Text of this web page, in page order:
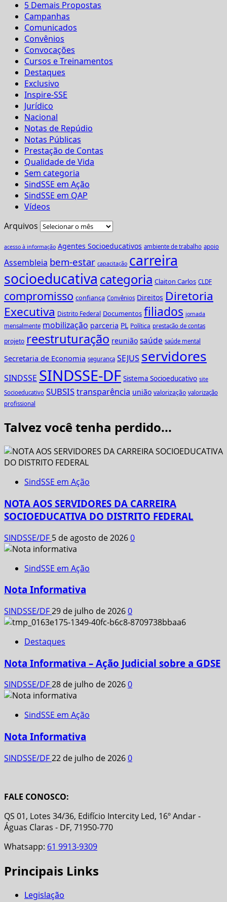
5 Demais Propostas
Campanhas
Comunicados
Convênios
Convocações
Cursos e Treinamentos
Destaques
Exclusivo
Inspire-SSE
Jurídico
Nacional
Notas de Repúdio
Notas Públicas
Prestação de Contas
Qualidade de Vida
Sem categoria
SindSSE em Ação
SindSSE em QAP
Vídeos
Arquivos
acesso à informação Agentes Socioeducativos ambiente de trabalho apoio
Assembleia bem-estar capacitação carreira
socioeducativa categoria Claiton Carlos CLDF
compromisso confiança Convênios Direitos Diretoria
Executiva Distrito Federal Documentos filiados jornada
mensalmente mobilização parceria PL Política prestação de contas
projeto reestruturação reunião saúde saúde mental
Secretaria de Economia segurança SEJUS servidores
SINDSSE SINDSSE-DF Sistema Socioeducativo site
Socioeducativo SUBSIStransparência união valorização valorização
profissional
Talvez você tenha perdido...
SindSSE em Ação
NOTA AOS SERVIDORES DA CARREIRA
SOCIOEDUCATIVA DO DISTRITO FEDERAL
SINDSSE/DF 5 de agosto de 20260
SindSSE em Ação
Nota Informativa
SINDSSE/DF29 de julho de 20260
Destaques
Nota Informativa – Ação Judicial sobre a GDSE
SINDSSE/DF28 de julho de 20260
SindSSE em Ação
Nota Informativa
SINDSSE/DF22 de julho de 20260
FALE CONOSCO:
QS 01, Lotes 34/36, Edifício Intercity Led, 16º Andar -
Águas Claras - DF, 71950-770
Whatsapp: 61 9913-9309
Principais Links
Legislação